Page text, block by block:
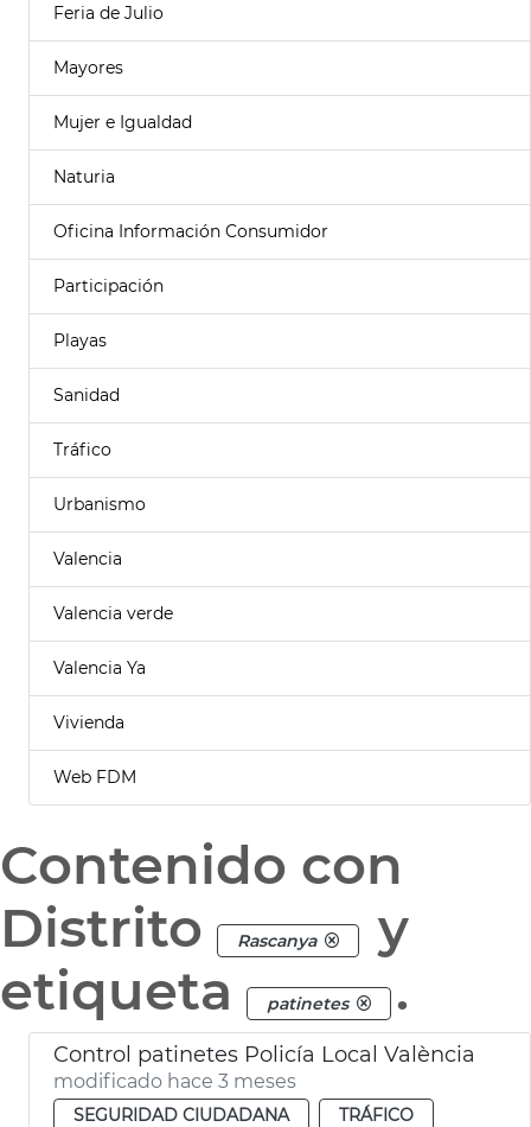
Feria de Julio
Mayores
Mujer e Igualdad
Naturia
Oficina Información Consumidor
Participación
Playas
Sanidad
Tráfico
Urbanismo
Valencia
Valencia verde
Valencia Ya
Vivienda
Web FDM
Contenido con
Distrito
Rascanya
y
etiqueta
patinetes .
Control patinetes Policía Local València
modificado hace 3 meses
SEGURIDAD CIUDADANA
TRÁFICO